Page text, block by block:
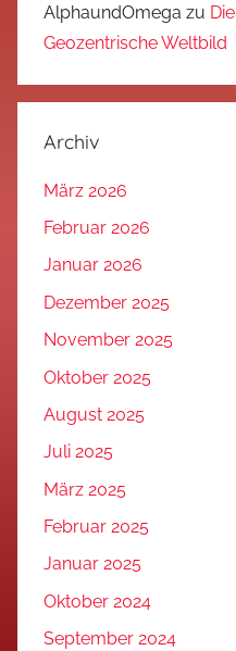
AlphaundOmega zu
Geozentrische Weltbild
Archiv
März 2026
Februar 2026
Januar 2026
Dezember 2025
November 2025
Oktober 2025
August 2025
Juli 2025
März 2025
Februar 2025
Januar 2025
Oktober 2024
September 2024